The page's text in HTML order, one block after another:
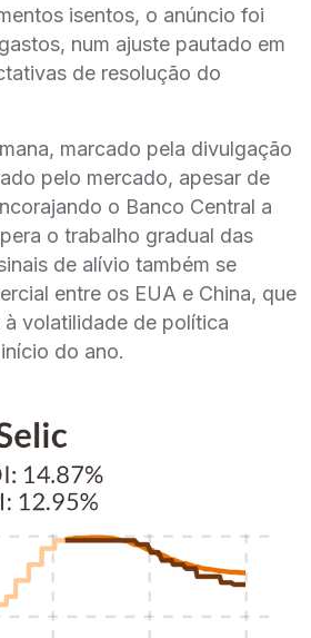
isentos, o anúncio foi
num ajuste pautado em
de resolução do
marcado pela divulgação
pelo mercado, apesar de
o Banco Central a
o trabalho gradual das
de alívio também se
entre os EUA e China, que
volatilidade de política
do ano.